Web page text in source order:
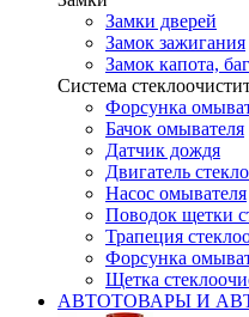
Замки дверей
Замок зажигания
Замок капота,
Система
Форсунка
Бачок омывателя
Датчик дождя
Двигатель
Насос омывателя
Поводок щетки
Трапеция
Форсунка
Щетка
АВТОТОВАРЫ И